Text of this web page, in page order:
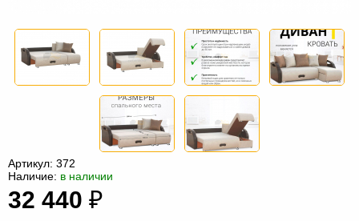
компьютер
для
ванной
Мебель
трансформер
Матрасы
Кресла-
ротанга
мебель
Косметологическое
оборудование
Артикул: 372
Наличие: в наличии
32 440 ₽